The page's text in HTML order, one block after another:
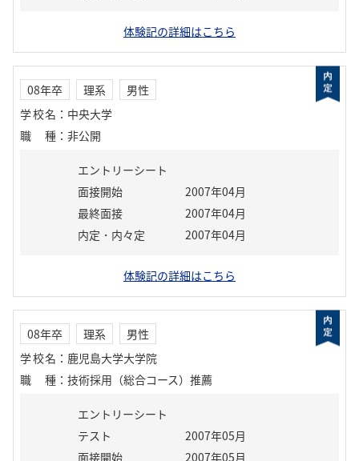
体験記の詳細はこちら
08年卒 理系
男性
学校名 ： 中央大学
職種 ： 非公開
エントリーシート
面接開始
2007年04月
最終面接
2007年04月
内定・内々定
2007年04月
体験記の詳細はこちら
08年卒 理系
男性
学校名 ： 鹿児島大学大学院
職種 ： 技術採用（総合コース）推薦
エントリーシート
テスト
2007年05月
面接開始
2007年05月